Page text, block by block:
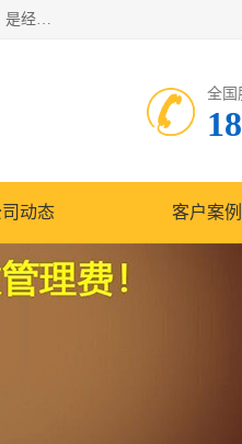
公司主营业务有地质灾害评估报告、节能评估报告、水土保持验收、水资源论证、土地复垦报告、项目可行性研究报告等。是经国家工商总局批准，在法律、法规、决定规定禁止的不得经营；法律、法规、决定规定应当许可（审批）的，经审批机关批准后凭许可（审批）文件经营;法律、法规，市场主体自主选择经营。
全国
动态 客户案例